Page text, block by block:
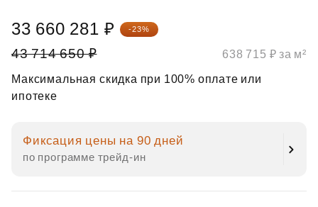
43 714 650 ₽
33 660 281 ₽ -23%
Максимальная скидка при 100% оплате или
ипотеке
Фиксация цены на 90 дней
по программе трейд‑ин
638 715 ₽ за м²